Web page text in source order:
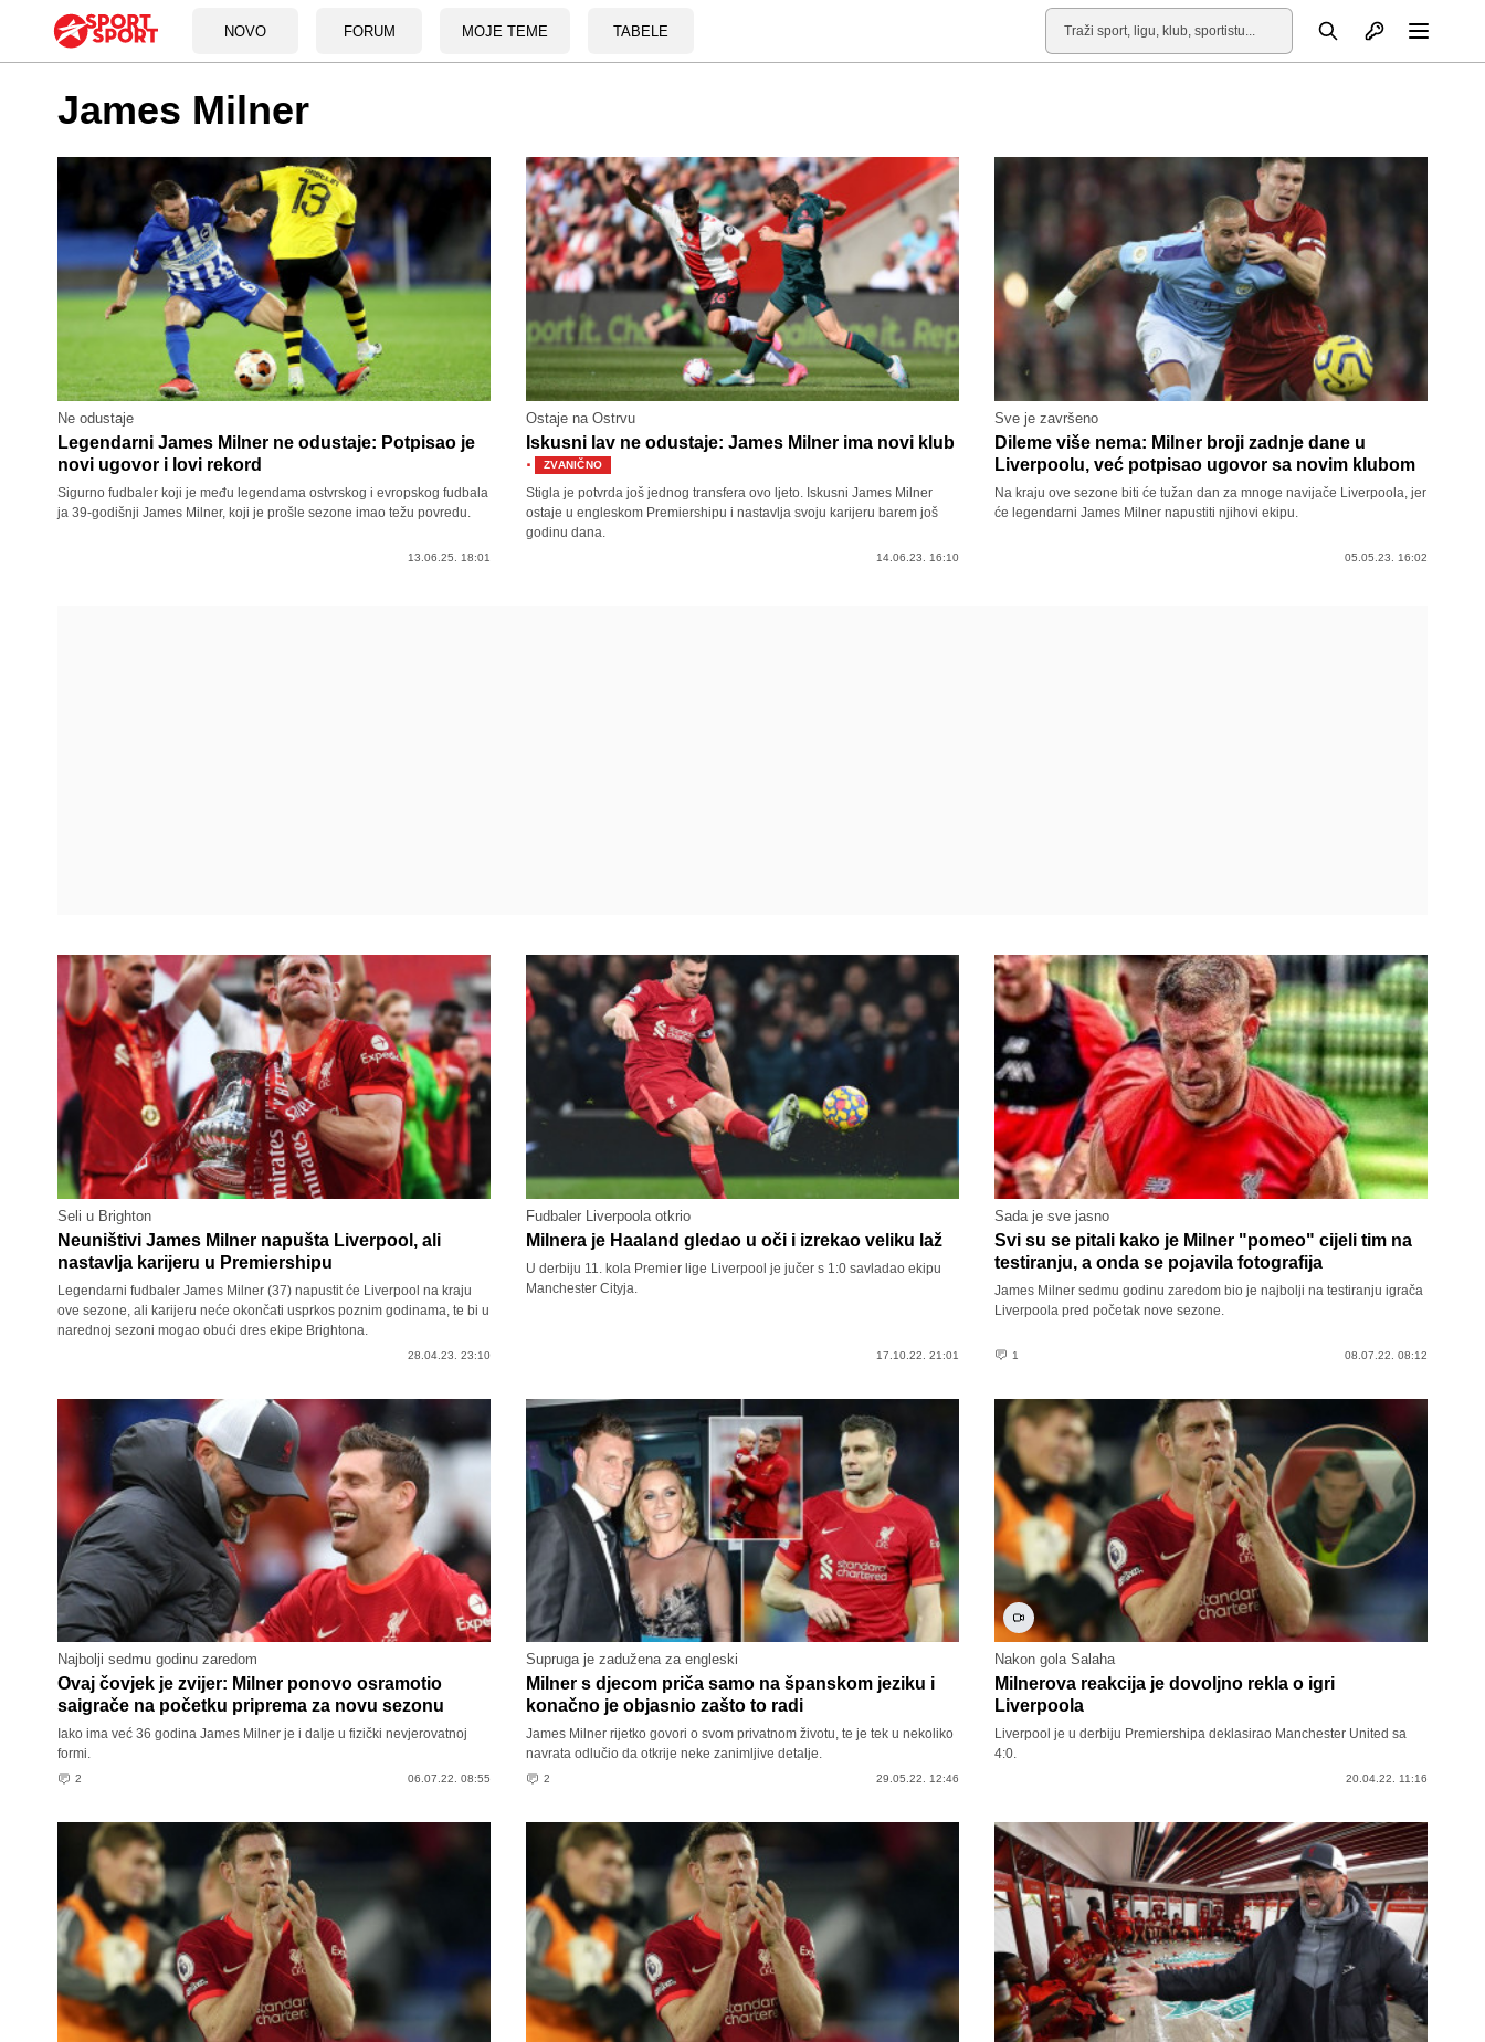
NOVO FORUM MOJE TEME TABELE
Pretraga Otvori profil
James Milner
Ne odustaje
Legendarni James Milner ne odustaje: Potpisao je
novi ugovor i lovi rekord
Sigurno fudbaler koji je među legendama ostvrskog i evropskog fudbala
ja 39-godišnji James Milner, koji je prošle sezone imao težu povredu.
13.06.25. 18:01
Ostaje na Ostrvu
Iskusni lav ne odustaje: James Milner ima novi klub
· ZVANIČNO
Stigla je potvrda još jednog transfera ovo ljeto. Iskusni James Milner
ostaje u engleskom Premiershipu i nastavlja svoju karijeru barem još
godinu dana.
14.06.23. 16:10
Sve je završeno
Dileme više nema: Milner broji zadnje dane u
Liverpoolu, već potpisao ugovor sa novim klubom
Na kraju ove sezone biti će tužan dan za mnoge navijače Liverpoola, jer
će legendarni James Milner napustiti njihovi ekipu.
05.05.23. 16:02
Seli u Brighton
Neuništivi James Milner napušta Liverpool, ali
nastavlja karijeru u Premiershipu
Legendarni fudbaler James Milner (37) napustit će Liverpool na kraju
ove sezone, ali karijeru neće okončati usprkos poznim godinama, te bi u
narednoj sezoni mogao obući dres ekipe Brightona.
28.04.23. 23:10
Fudbaler Liverpoola otkrio
Milnera je Haaland gledao u oči i izrekao veliku laž
U derbiju 11. kola Premier lige Liverpool je jučer s 1:0 savladao ekipu
Manchester Cityja.
17.10.22. 21:01
Sada je sve jasno
Svi su se pitali kako je Milner "pomeo" cijeli tim na
testiranju, a onda se pojavila fotografija
James Milner sedmu godinu zaredom bio je najbolji na testiranju igrača
Liverpoola pred početak nove sezone.
1 08.07.22. 08:12
Najbolji sedmu godinu zaredom
Ovaj čovjek je zvijer: Milner ponovo osramotio
saigrače na početku priprema za novu sezonu
Iako ima već 36 godina James Milner je i dalje u fizički nevjerovatnoj
formi.
2 06.07.22. 08:55
Supruga je zadužena za engleski
Milner s djecom priča samo na španskom jeziku i
konačno je objasnio zašto to radi
James Milner rijetko govori o svom privatnom životu, te je tek u nekoliko
navrata odlučio da otkrije neke zanimljive detalje.
2 29.05.22. 12:46
Nakon gola Salaha
Milnerova reakcija je dovoljno rekla o igri
Liverpoola
Liverpool je u derbiju Premiershipa deklasirao Manchester United sa
4:0.
20.04.22. 11:16